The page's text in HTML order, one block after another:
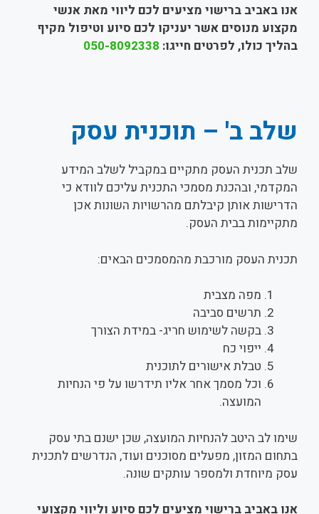
אנו באביב ברישוי מציעים לכם ליווי מאת אנשי
מקצוע מנוסים אשר יעניקו לכם סיוע וטיפול מקיף
בהליך כולו, לפרטים חייגו: 050-8092338
שלב ב' – תוכנית עסק
שלב תכנית העסק מתקיים במקביל לשלב המידע
המקדמי, ובהכנת מסמכי התכנית עליכם לוודא כי
הדרישות אותן קיבלתם מהרשויות השונות אכן
מתקיימות בבית העסק.
תכנית העסק מורכבת מהמסמכים הבאים:
מפה מצבית
תרשים סביבה
בקשה לשימוש חריג- במידת הצורך
ייפוי כח
טבלת אישורים לתוכנית
וכל מסמך אחר אליו תידרשו על פי הנחיות
המועצה.
שימו לב היטב להנחיות המועצה, שכן ישנם בתי עסק
בתחום המזון, מפעלים מסוכנים ועוד, הנדרשים לתכנית
עסק מיוחדת ולמספר עותקים שונה.
אנו באביב ברישוי מציעים לכם סיוע וליווי מקצועי